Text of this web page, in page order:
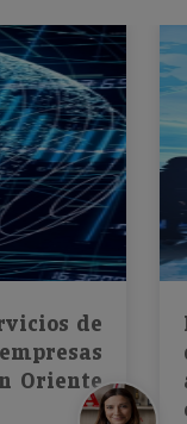
de
Oriente